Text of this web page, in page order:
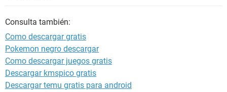
Consulta también:
Como descargar gratis
Pokemon negro descargar
Como descargar juegos gratis
Descargar kmspico gratis
Descargar temu gratis para android